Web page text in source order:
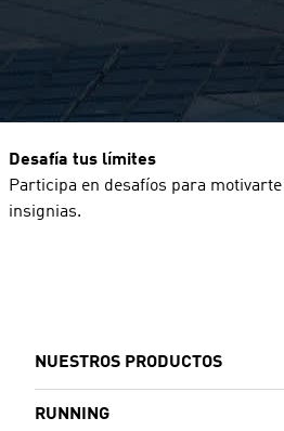
Desafía tus límites
Participa en desafíos para
insignias.
NUESTROS PRODUCTOS
RUNNING